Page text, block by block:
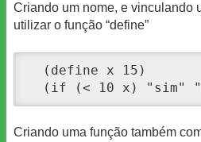
Criando um nome, e vinculando
utilizar o função “define”
  (define x 15)
(if (< 10 x) "sim"
Criando uma função também